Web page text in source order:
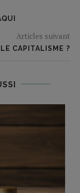
Articles suivant
CAPITALISME ?